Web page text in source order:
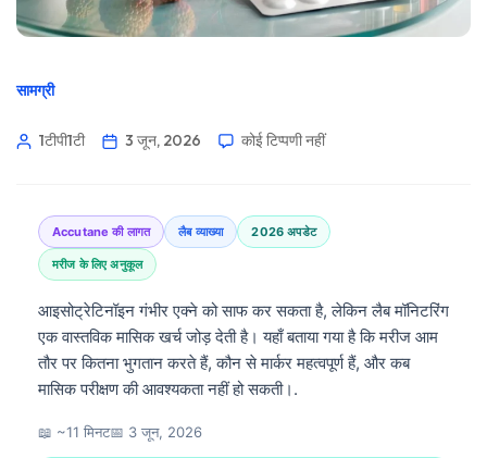
सामग्री
1टीपी1टी 3 जून, 2026 कोई टिप्पणी नहीं
Accutane की लागत लैब व्याख्या 2026 अपडेट
मरीज के लिए अनुकूल
आइसोट्रेटिनॉइन गंभीर एक्ने को साफ कर सकता है, लेकिन लैब मॉनिटरिंग
एक वास्तविक मासिक खर्च जोड़ देती है। यहाँ बताया गया है कि मरीज आम
तौर पर कितना भुगतान करते हैं, कौन से मार्कर महत्वपूर्ण हैं, और कब
मासिक परीक्षण की आवश्यकता नहीं हो सकती।.
📖 ~11 मिनट📅 3 जून, 2026